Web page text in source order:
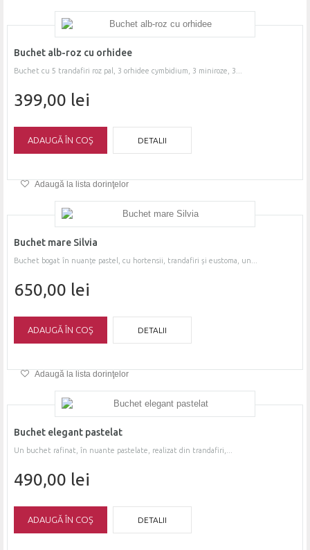
Buchet alb-roz cu orhidee
Buchet cu 5 trandafiri roz pal, 3 orhidee cymbidium, 3 miniroze, 3...
399,00 lei
ADAUGĂ ÎN COŞ DETALII
Adaugă la lista dorinţelor
Buchet mare Silvia
Buchet bogat în nuanțe pastel, cu hortensii, trandafiri și eustoma, un...
650,00 lei
ADAUGĂ ÎN COŞ DETALII
Adaugă la lista dorinţelor
Buchet elegant pastelat
Un buchet rafinat, în nuante pastelate, realizat din trandafiri,...
490,00 lei
ADAUGĂ ÎN COŞ DETALII